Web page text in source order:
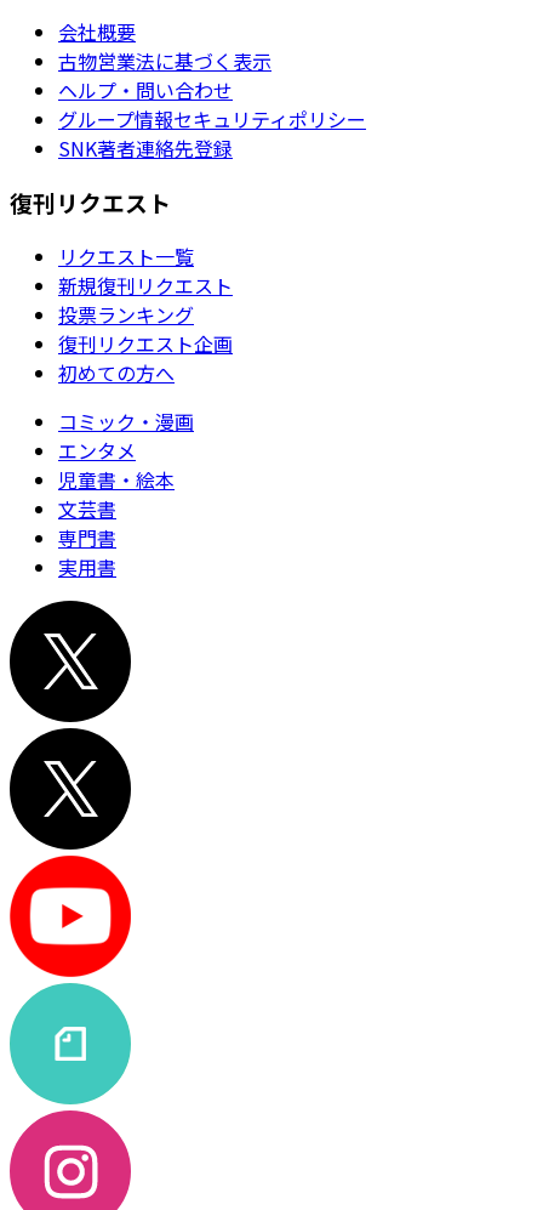
会社概要
古物営業法に基づく表示
ヘルプ・問い合わせ
グループ情報セキュリティポリシー
SNK著者連絡先登録
復刊リクエスト
リクエスト一覧
新規復刊リクエスト
投票ランキング
復刊リクエスト企画
初めての方へ
コミック・漫画
エンタメ
児童書・絵本
文芸書
専門書
実用書